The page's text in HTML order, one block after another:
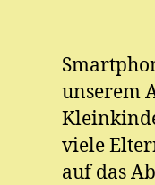
unserem
viele
auf das